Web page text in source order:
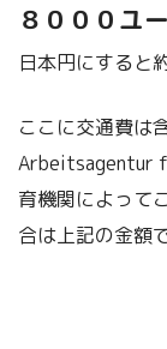
８０００ユ
日本円にすると
ここに交通費は
Arbeitsagentur
育機関によって
合は上記の金額